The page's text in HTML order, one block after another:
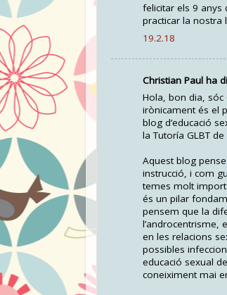
felicitar els 9 anys
practicar la nostra
19.2.18
Christian Paul ha
Hola, bon dia,
irònicament és el
blog d’educació
la Tutoría GLBT de
Aquest blog
instrucció, i com
temes molt
és un pilar
pensem que la
l’androcentrisme,
en les relacions
possibles
educació sexual
coneiximent mai